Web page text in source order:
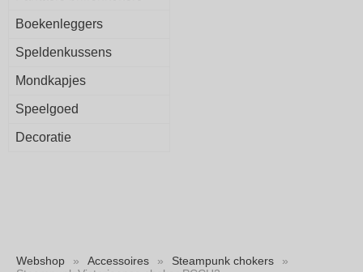
Boekenleggers
Speldenkussens
Mondkapjes
Speelgoed
Decoratie
Webshop » Accessoires » Steampunk chokers
»